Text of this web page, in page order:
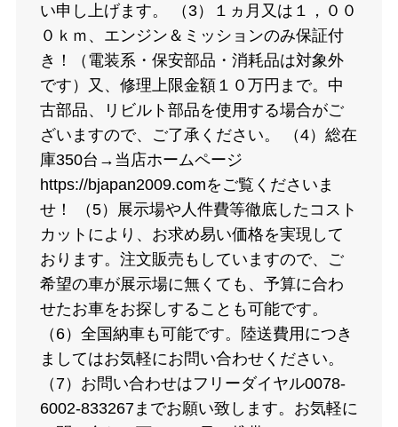
い申し上げます。 （3）１ヵ月又は１，００
０ｋｍ、エンジン＆ミッションのみ保証付
き！（電装系・保安部品・消耗品は対象外
です）又、修理上限金額１０万円まで。中
古部品、リビルト部品を使用する場合がご
ざいますので、ご了承ください。 （4）総在
庫350台→当店ホームページ
https://bjapan2009.comをご覧くださいま
せ！ （5）展示場や人件費等徹底したコスト
カットにより、お求め易い価格を実現して
おります。注文販売もしていますので、ご
希望の車が展示場に無くても、予算に合わ
せたお車をお探しすることも可能です。
（6）全国納車も可能です。陸送費用につき
ましてはお気軽にお問い合わせください。
（7）お問い合わせはフリーダイヤル0078-
6002-833267までお願い致します。お気軽に